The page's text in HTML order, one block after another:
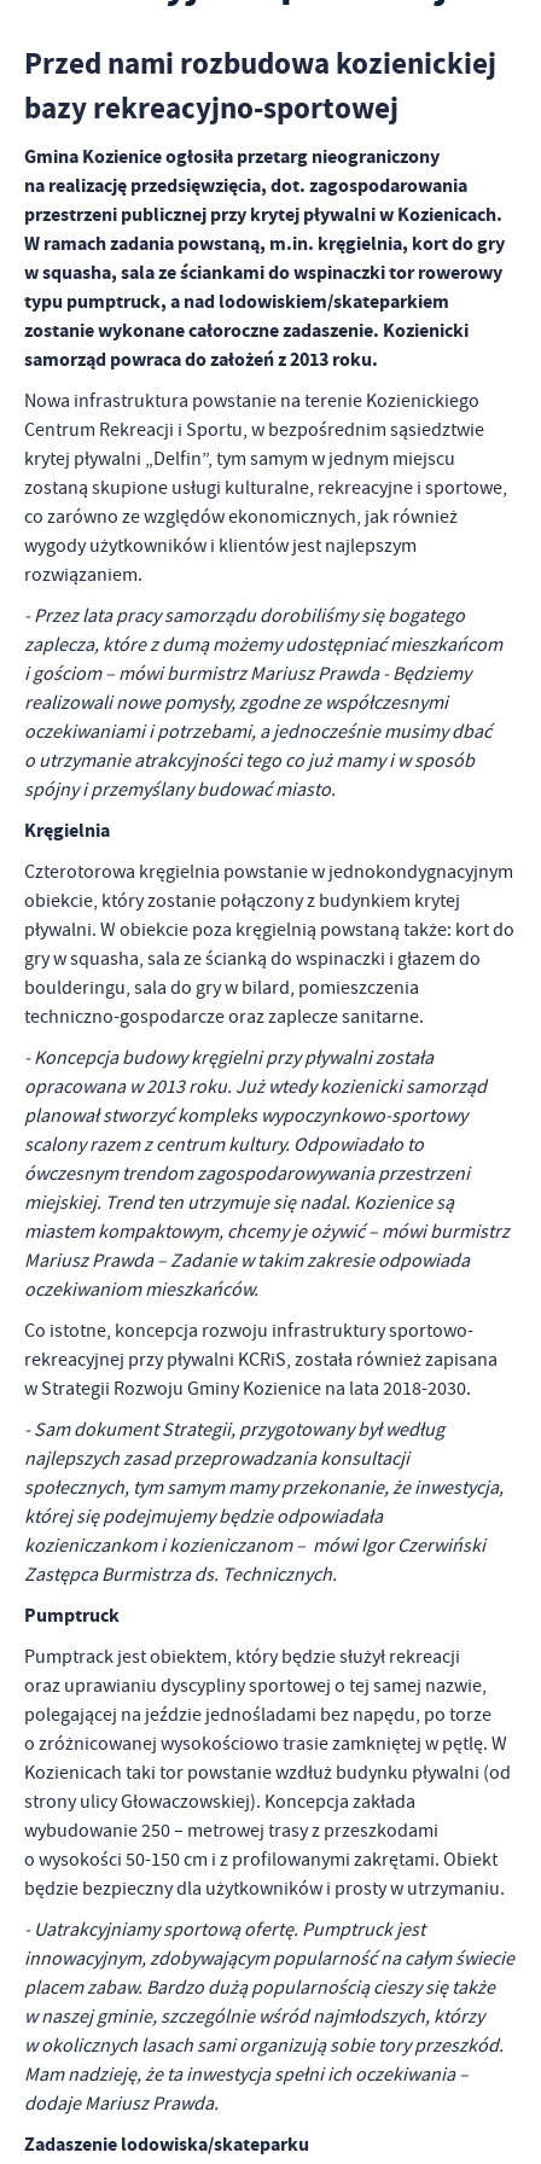
Przed nami rozbudowa kozienickiej
bazy rekreacyjno-sportowej
Gmina Kozienice ogłosiła przetarg nieograniczony
na realizację przedsięwzięcia, dot. zagospodarowania
przestrzeni publicznej przy krytej pływalni w Kozienicach.
W ramach zadania powstaną, m.in. kręgielnia, kort do gry
w squasha, sala ze ściankami do wspinaczki tor rowerowy
typu pumptruck, a nad lodowiskiem/skateparkiem
zostanie wykonane całoroczne zadaszenie. Kozienicki
samorząd powraca do założeń z 2013 roku.
Nowa infrastruktura powstanie na terenie Kozienickiego
Centrum Rekreacji i Sportu, w bezpośrednim sąsiedztwie
krytej pływalni „Delfin”, tym samym w jednym miejscu
zostaną skupione usługi kulturalne, rekreacyjne i sportowe,
co zarówno ze względów ekonomicznych, jak również
wygody użytkowników i klientów jest najlepszym
rozwiązaniem.
- Przez lata pracy samorządu dorobiliśmy się bogatego
zaplecza, które z dumą możemy udostępniać mieszkańcom
i gościom – mówi burmistrz Mariusz Prawda - Będziemy
realizowali nowe pomysły, zgodne ze współczesnymi
oczekiwaniami i potrzebami, a jednocześnie musimy dbać
o utrzymanie atrakcyjności tego co już mamy i w sposób
spójny i przemyślany budować miasto.
Kręgielnia
Czterotorowa kręgielnia powstanie w jednokondygnacyjnym
obiekcie, który zostanie połączony z budynkiem krytej
pływalni. W obiekcie poza kręgielnią powstaną także: kort do
gry w squasha, sala ze ścianką do wspinaczki i głazem do
boulderingu, sala do gry w bilard, pomieszczenia
techniczno-gospodarcze oraz zaplecze sanitarne.
- Koncepcja budowy kręgielni przy pływalni została
opracowana w 2013 roku. Już wtedy kozienicki samorząd
planował stworzyć kompleks wypoczynkowo-sportowy
scalony razem z centrum kultury. Odpowiadało to
ówczesnym trendom zagospodarowywania przestrzeni
miejskiej. Trend ten utrzymuje się nadal. Kozienice są
miastem kompaktowym, chcemy je ożywić – mówi burmistrz
Mariusz Prawda – Zadanie w takim zakresie odpowiada
oczekiwaniom mieszkańców.
Co istotne, koncepcja rozwoju infrastruktury sportowo-
rekreacyjnej przy pływalni KCRiS, została również zapisana
w Strategii Rozwoju Gminy Kozienice na lata 2018-2030.
- Sam dokument Strategii, przygotowany był według
najlepszych zasad przeprowadzania konsultacji
społecznych, tym samym mamy przekonanie, że inwestycja,
której się podejmujemy będzie odpowiadała
kozieniczankom i kozieniczanom – mówi Igor Czerwiński
Zastępca Burmistrza ds. Technicznych.
Pumptruck
Pumptrack jest obiektem, który będzie służył rekreacji
oraz uprawianiu dyscypliny sportowej o tej samej nazwie,
polegającej na jeździe jednośladami bez napędu, po torze
o zróżnicowanej wysokościowo trasie zamkniętej w pętlę. W
Kozienicach taki tor powstanie wzdłuż budynku pływalni (od
strony ulicy Głowaczowskiej). Koncepcja zakłada
wybudowanie 250 – metrowej trasy z przeszkodami
o wysokości 50-150 cm i z profilowanymi zakrętami. Obiekt
będzie bezpieczny dla użytkowników i prosty w utrzymaniu.
- Uatrakcyjniamy sportową ofertę. Pumptruck jest
innowacyjnym, zdobywającym popularność na całym świecie
placem zabaw. Bardzo dużą popularnością cieszy się także
w naszej gminie, szczególnie wśród najmłodszych, którzy
w okolicznych lasach sami organizują sobie tory przeszkód.
Mam nadzieję, że ta inwestycja spełni ich oczekiwania –
dodaje Mariusz Prawda.
Zadaszenie lodowiska/skateparku
personalizację określonych funkcjonalności czy prezentowanych
Dzięki tym plikom cookies możemy zapewnić Ci większy komfort
jej do Twoich indywidualnych preferencji. Wyrażenie zgody na
funkcjonalne i personalizacyjne pliki cookies gwarantuje
dostępność większej ilości funkcji na stronie.
Więcej
Analityczne
Analityczne pliki cookies pomagają nam rozwijać się i
dostosowywać do Twoich potrzeb.
Cookies analityczne pozwalają na uzyskanie informacji w zakresie
wykorzystywania witryny internetowej, miejsca oraz częstotliwości,
z jaką odwiedzane są nasze serwisy www. Dane pozwalają nam na
ocenę naszych serwisów internetowych pod względem ich
popularności wśród użytkowników. Zgromadzone informacje są
przetwarzane w formie zanonimizowanej. Wyrażenie zgody na
analityczne pliki cookies gwarantuje dostępność wszystkich
funkcjonalności.
Więcej
Dzięki reklamowym plikom cookies prezentujemy Ci najciekawsze
informacje i aktualności na stronach naszych partnerów.
Promocyjne pliki cookies służą do prezentowania Ci naszych
komunikatów na podstawie analizy Twoich upodobań oraz Twoich
zwyczajów dotyczących przeglądanej witryny internetowej. Treści
promocyjne mogą pojawić się na stronach podmiotów trzecich lub
firm będących naszymi partnerami oraz innych dostawców usług.
treści w postaci wiadomości, ofert, komunikatów mediów
społecznościowych.
Więcej